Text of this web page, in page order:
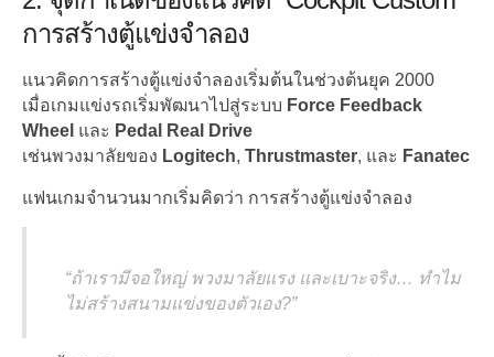
การสร้างตู้แข่งจำลอง
แนวคิดการสร้างตู้แข่งจำลองเริ่มต้นในช่วงต้นยุค 2000
เมื่อเกมแข่งรถเริ่มพัฒนาไปสู่ระบบ Force Feedback
Wheel และ Pedal Real Drive
เช่นพวงมาลัยของ Logitech, Thrustmaster, และ Fanatec
แฟนเกมจำนวนมากเริ่มคิดว่า การสร้างตู้แข่งจำลอง
“ถ้าเรามีจอใหญ่ พวงมาลัยแรง และเบาะจริง… ทำไม
ไม่สร้างสนามแข่งของตัวเอง?”